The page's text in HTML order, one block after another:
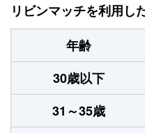
リビンマッチを利用し
年齢
30歳以下
31～35歳